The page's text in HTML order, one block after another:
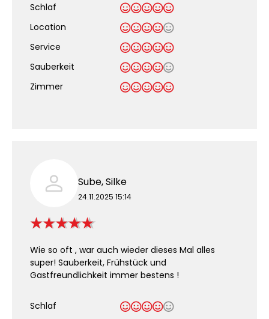
Schlaf
Location
Service
Sauberkeit
Zimmer
Sube, Silke
24.11.2025 15:14
Wie so oft , war auch wieder dieses Mal alles
super! Sauberkeit, Frühstück und
Gastfreundlichkeit immer bestens !
Schlaf